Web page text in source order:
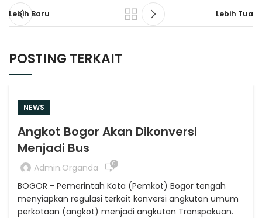
Lebih Baru Lebih Tua
POSTING TERKAIT
NEWS
Angkot Bogor Akan Dikonversi
Menjadi Bus
Admin.organda 0
BOGOR - Pemerintah Kota (Pemkot) Bogor tengah
menyiapkan regulasi terkait konversi angkutan umum
perkotaan (angkot) menjadi angkutan Transpakuan.